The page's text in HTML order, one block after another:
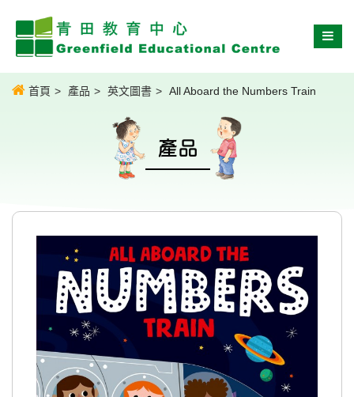
首頁 產品 英文圖書 All Aboard the Numbers Train
產品